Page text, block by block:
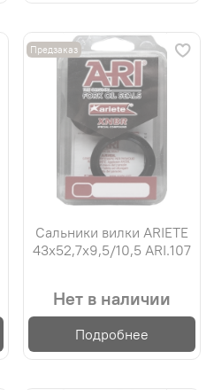
Предзаказ
Сальники вилки ARIETE
43х52,7х9,5/10,5 ARI.107
Нет в наличии
Подробнее